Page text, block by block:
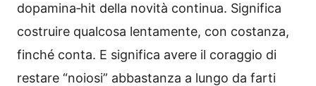
dopamina‑hit della novità continua. Significa
costruire qualcosa lentamente, con costanza,
finché conta. E significa avere il coraggio di
restare “noiosi” abbastanza a lungo da farti